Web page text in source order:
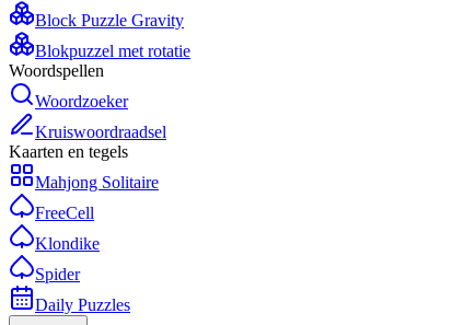
Block Puzzle Gravity
Blokpuzzel met rotatie
Woordspellen
Woordzoeker
Kruiswoordraadsel
Kaarten en tegels
Mahjong Solitaire
FreeCell
Klondike
Spider
Daily Puzzles